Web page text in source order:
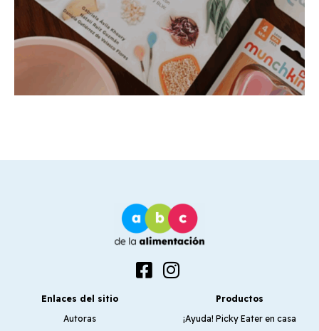
Enlaces del sitio
Autoras
Productos
¡Ayuda! Picky Eater en casa